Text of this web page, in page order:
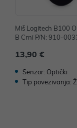
Miš Logitech B100
B Crni P/N: 910-
13,90 €
Senzor: Optički
Tip povezivanja: